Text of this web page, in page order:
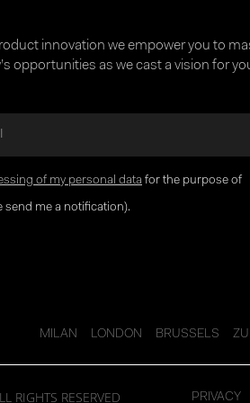
innovation we empower you to
opportunities as we cast a vision for
of my personal data for the purpose of
send me a notification).
MILAN LONDON BRUSSELS
RIGHTS RESERVED PRIVACY